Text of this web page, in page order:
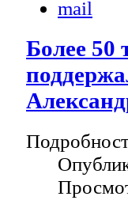
Более 50